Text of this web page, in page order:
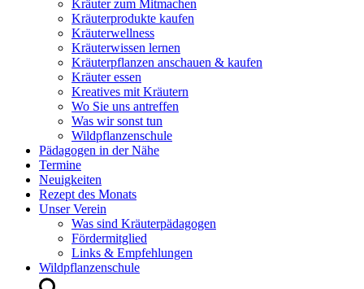
Kräuter zum Mitmachen
Kräuterprodukte kaufen
Kräuterwellness
Kräuterwissen lernen
Kräuterpflanzen anschauen & kaufen
Kräuter essen
Kreatives mit Kräutern
Wo Sie uns antreffen
Was wir sonst tun
Wildpflanzenschule
Pädagogen in der Nähe
Termine
Neuigkeiten
Rezept des Monats
Unser Verein
Was sind Kräuterpädagogen
Fördermitglied
Links & Empfehlungen
Wildpflanzenschule